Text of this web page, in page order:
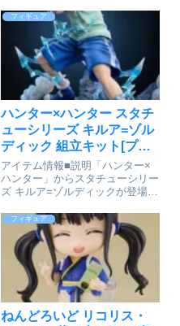
現を可能とする最適解の可動域と
遊びやすさを追求！セット内容本
体、交換用手首パーツ左右各3
種、ビーム・マグナム、ハイ...
フィギュア
ハンター×ハンター スタチ
ューシリーズ キルア=ゾル
ディック 組立キット[プレ
ックス]が予約受付開始
アイテム情報■説明「ハンター×
ハンター」からスタチューシリー
ズ キルア=ゾルディックが登場で
ューシリーズ キルア=ゾルディッ
クcolleizeで探す
フィギュア
ねんどろいど リコリス・